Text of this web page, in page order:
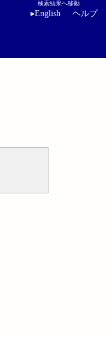
検索結果へ移動
▸English ヘルプ